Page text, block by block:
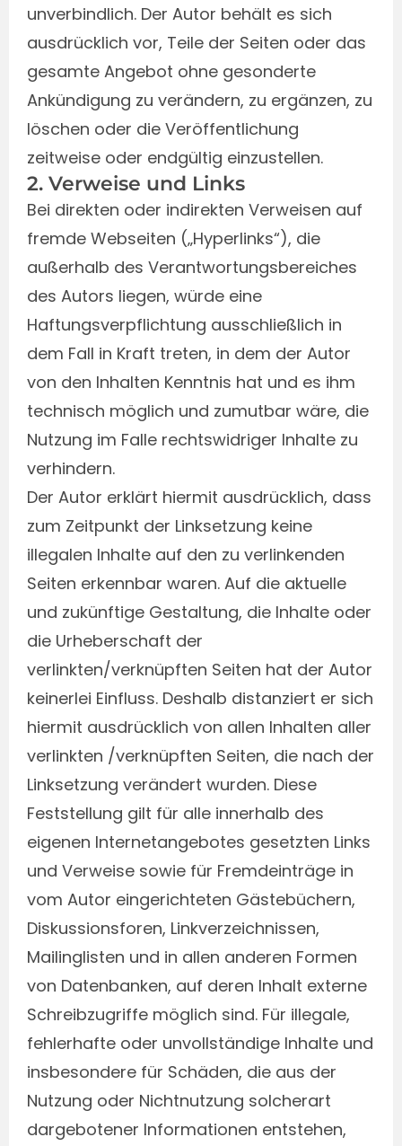
unverbindlich. Der Autor behält es sich
ausdrücklich vor, Teile der Seiten oder das
gesamte Angebot ohne gesonderte
Ankündigung zu verändern, zu ergänzen, zu
löschen oder die Veröffentlichung
zeitweise oder endgültig einzustellen.
2. Verweise und Links
Bei direkten oder indirekten Verweisen auf
fremde Webseiten („Hyperlinks“), die
außerhalb des Verantwortungsbereiches
des Autors liegen, würde eine
Haftungsverpflichtung ausschließlich in
dem Fall in Kraft treten, in dem der Autor
von den Inhalten Kenntnis hat und es ihm
technisch möglich und zumutbar wäre, die
Nutzung im Falle rechtswidriger Inhalte zu
verhindern.
Der Autor erklärt hiermit ausdrücklich, dass
zum Zeitpunkt der Linksetzung keine
illegalen Inhalte auf den zu verlinkenden
Seiten erkennbar waren. Auf die aktuelle
und zukünftige Gestaltung, die Inhalte oder
die Urheberschaft der
verlinkten/verknüpften Seiten hat der Autor
keinerlei Einfluss. Deshalb distanziert er sich
hiermit ausdrücklich von allen Inhalten aller
verlinkten /verknüpften Seiten, die nach der
Linksetzung verändert wurden. Diese
Feststellung gilt für alle innerhalb des
eigenen Internetangebotes gesetzten Links
und Verweise sowie für Fremdeinträge in
vom Autor eingerichteten Gästebüchern,
Diskussionsforen, Linkverzeichnissen,
Mailinglisten und in allen anderen Formen
von Datenbanken, auf deren Inhalt externe
Schreibzugriffe möglich sind. Für illegale,
fehlerhafte oder unvollständige Inhalte und
insbesondere für Schäden, die aus der
Nutzung oder Nichtnutzung solcherart
dargebotener Informationen entstehen,